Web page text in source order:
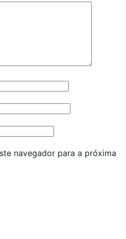
navegador para a próxima